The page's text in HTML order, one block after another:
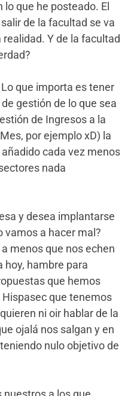
lo que he posteado. El
de la facultad se va
Y de la facultad
que importa es tener
gestión de lo que sea
de Ingresos a la
por ejemplo xD) la
cada vez menos
nada
y desea implantarse
vamos a hacer mal?
menos que nos echen
hoy, hambre para
que hemos
Hispasec que tenemos
ni oir hablar de la
ojalá nos salgan y en
nulo objetivo de